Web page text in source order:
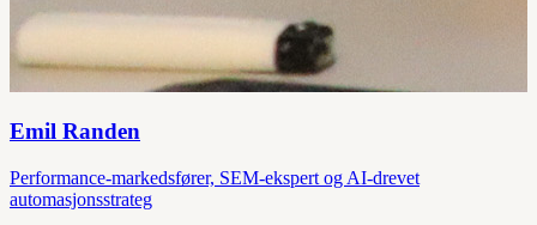
Emil Randen
Performance-markedsfører, SEM-ekspert og AI-drevet
automasjonsstrateg